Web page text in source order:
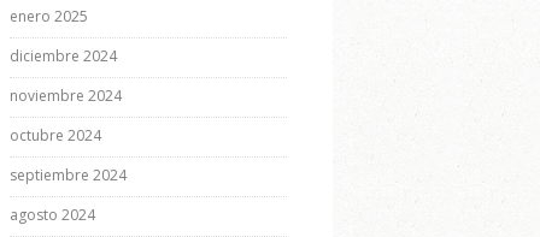
enero 2025
diciembre 2024
noviembre 2024
octubre 2024
septiembre 2024
agosto 2024